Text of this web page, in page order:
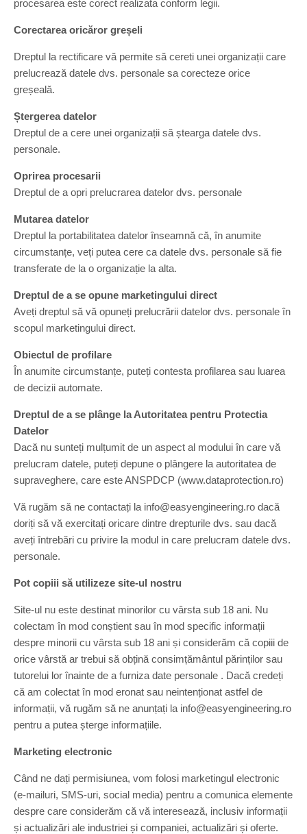
procesarea este corect realizata conform legii.
Corectarea oricăror greșeli
Dreptul la rectificare vă permite să cereti unei organizații care
prelucrează datele dvs. personale sa corecteze orice
greșeală.
Ștergerea datelor
Dreptul de a cere unei organizații să ștearga datele dvs.
personale.
Oprirea procesarii
Dreptul de a opri prelucrarea datelor dvs. personale
Mutarea datelor
Dreptul la portabilitatea datelor înseamnă că, în anumite
circumstanțe, veți putea cere ca datele dvs. personale să fie
transferate de la o organizație la alta.
Dreptul de a se opune marketingului direct
Aveți dreptul să vă opuneți prelucrării datelor dvs. personale în
scopul marketingului direct.
Obiectul de profilare
În anumite circumstanțe, puteți contesta profilarea sau luarea
de decizii automate.
Dreptul de a se plânge la Autoritatea pentru Protectia
Datelor
Dacă nu sunteți mulțumit de un aspect al modului în care vă
prelucram datele, puteți depune o plângere la autoritatea de
supraveghere, care este ANSPDCP (www.dataprotection.ro)
Vă rugăm să ne contactați la info@easyengineering.ro dacă
doriți să vă exercitați oricare dintre drepturile dvs. sau dacă
aveți întrebări cu privire la modul in care prelucram datele dvs.
personale.
Pot copiii să utilizeze site-ul nostru
Site-ul nu este destinat minorilor cu vârsta sub 18 ani. Nu
colectam în mod conștient sau în mod specific informații
despre minorii cu vârsta sub 18 ani și considerăm că copiii de
orice vârstă ar trebui să obțină consimțământul părinților sau
tutorelui lor înainte de a furniza date personale . Dacă credeți
că am colectat în mod eronat sau neintenționat astfel de
informații, vă rugăm să ne anunțați la info@easyengineering.ro
pentru a putea șterge informațiile.
Marketing electronic
Când ne dați permisiunea, vom folosi marketingul electronic
(e-mailuri, SMS-uri, social media) pentru a comunica elemente
despre care considerăm că vă interesează, inclusiv informații
și actualizări ale industriei și companiei, actualizări și oferte.